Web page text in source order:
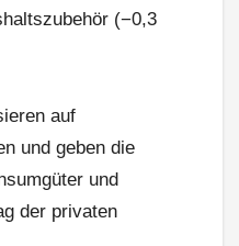
(−0,3
auf
und geben die
und
der privaten